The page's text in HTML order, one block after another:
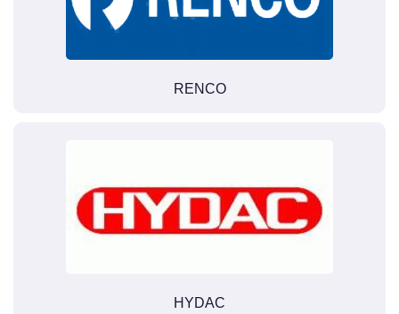
RENCO
HYDAC